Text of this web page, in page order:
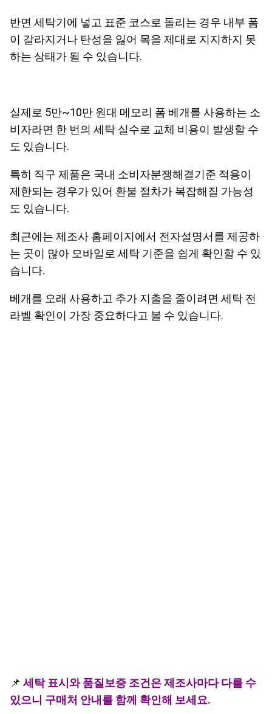
반면 세탁기에 넣고 표준 코스로 돌리는 경우 내부 폼
이 갈라지거나 탄성을 잃어 목을 제대로 지지하지 못
하는 상태가 될 수 있습니다.
실제로 5만~10만 원대 메모리 폼 베개를 사용하는 소
비자라면 한 번의 세탁 실수로 교체 비용이 발생할 수
도 있습니다.
특히 직구 제품은 국내 소비자분쟁해결기준 적용이
제한되는 경우가 있어 환불 절차가 복잡해질 가능성
도 있습니다.
최근에는 제조사 홈페이지에서 전자설명서를 제공하
는 곳이 많아 모바일로 세탁 기준을 쉽게 확인할 수 있
습니다.
베개를 오래 사용하고 추가 지출을 줄이려면 세탁 전
라벨 확인이 가장 중요하다고 볼 수 있습니다.
📌 세탁 표시와 품질보증 조건은 제조사마다 다를 수
있으니 구매처 안내를 함께 확인해 보세요.